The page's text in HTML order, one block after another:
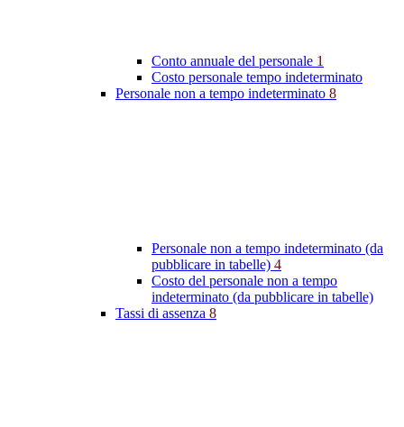
Conto annuale del personale 1
Costo personale tempo indeterminato
Personale non a tempo indeterminato 8
Personale non a tempo indeterminato (da
pubblicare in tabelle) 4
Costo del personale non a tempo
indeterminato (da pubblicare in tabelle)
Tassi di assenza 8